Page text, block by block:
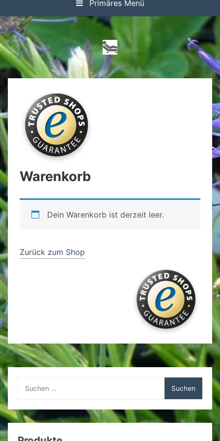
Primäres Menü
Warenkorb
Dein Warenkorb ist derzeit leer.
Zurück zum Shop
nach: